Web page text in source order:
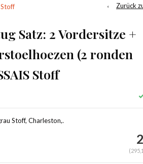
Zurück
Satz: 2 Vordersitze +
(2 ronden
Stoff
Stoff, Charleston,.